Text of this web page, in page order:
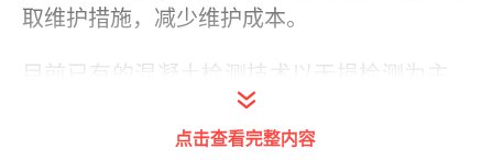
取维护措施，减少维护成本。
目前已有的混凝土检测技术以无损检测为主，
根据其使用手段不同，主要有超声法、射线检
测、回弹法等。点击查看完整内容